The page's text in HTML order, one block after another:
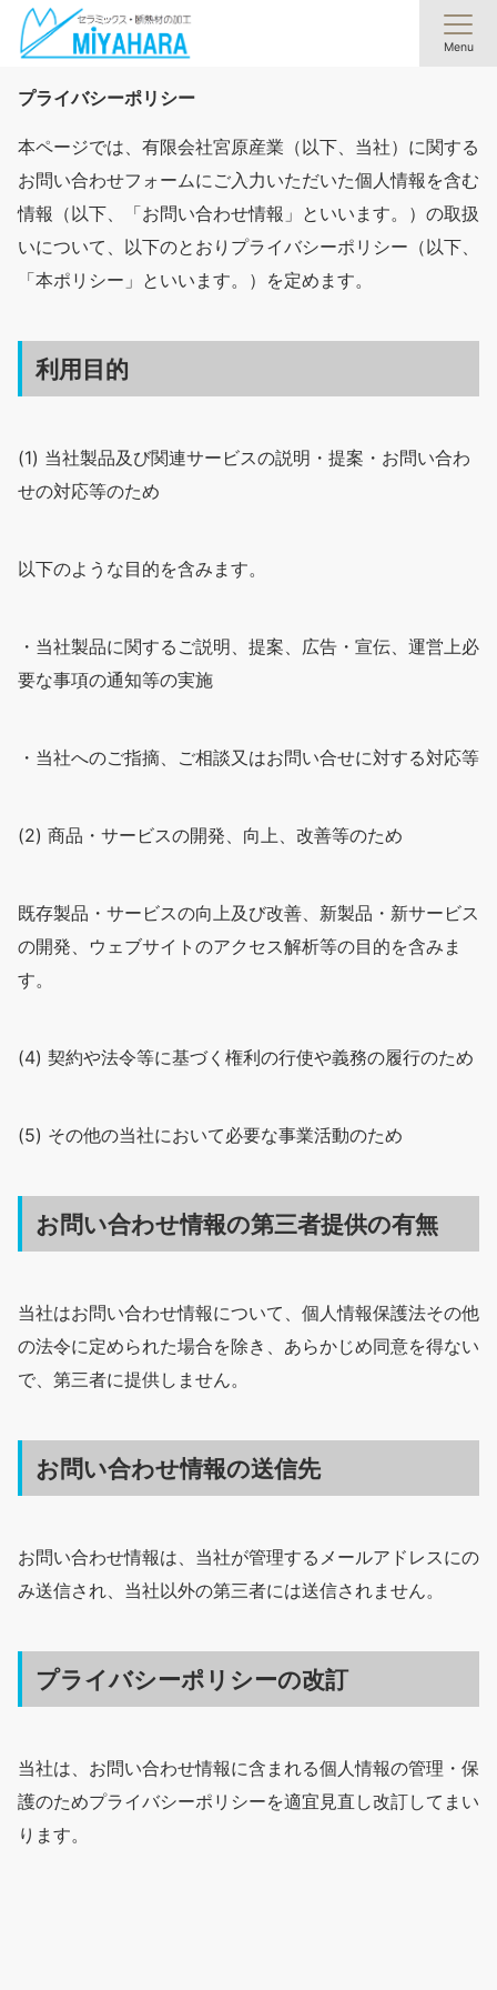
Menu
プライバシーポリシー
本ページでは、有限会社宮原産業（以下、当社）に関する
お問い合わせフォームにご入力いただいた個人情報を含む
情報（以下、「お問い合わせ情報」といいます。）の取扱
いについて、以下のとおりプライバシーポリシー（以下、
「本ポリシー」といいます。）を定めます。
利用目的
(1) 当社製品及び関連サービスの説明・提案・お問い合わ
せの対応等のため
以下のような目的を含みます。
・当社製品に関するご説明、提案、広告・宣伝、運営上必
要な事項の通知等の実施
・当社へのご指摘、ご相談又はお問い合せに対する対応等
(2) 商品・サービスの開発、向上、改善等のため
既存製品・サービスの向上及び改善、新製品・新サービス
の開発、ウェブサイトのアクセス解析等の目的を含みま
す。
(4) 契約や法令等に基づく権利の行使や義務の履行のため
(5) その他の当社において必要な事業活動のため
お問い合わせ情報の第三者提供の有無
当社はお問い合わせ情報について、個人情報保護法その他
の法令に定められた場合を除き、あらかじめ同意を得ない
で、第三者に提供しません。
お問い合わせ情報の送信先
お問い合わせ情報は、当社が管理するメールアドレスにの
み送信され、当社以外の第三者には送信されません。
プライバシーポリシーの改訂
当社は、お問い合わせ情報に含まれる個人情報の管理・保
護のためプライバシーポリシーを適宜見直し改訂してまい
ります。